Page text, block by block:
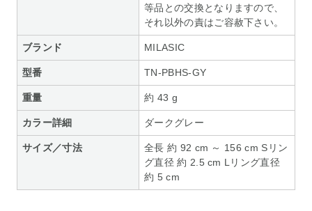
等品との交換となりますので、
それ以外の責はご容赦下さい。
ブランド MILASIC
型番 TN-PBHS-GY
重量 約 43 g
カラー詳細 ダークグレー
サイズ／寸法
全長 約 92 cm ～ 156 cm Sリン
グ直径 約 2.5 cm Lリング直径
約 5 cm